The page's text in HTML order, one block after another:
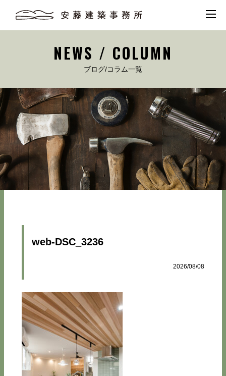
NEWS / COLUMN
ブログ/コラム一覧
web-DSC_3236
2026/08/08